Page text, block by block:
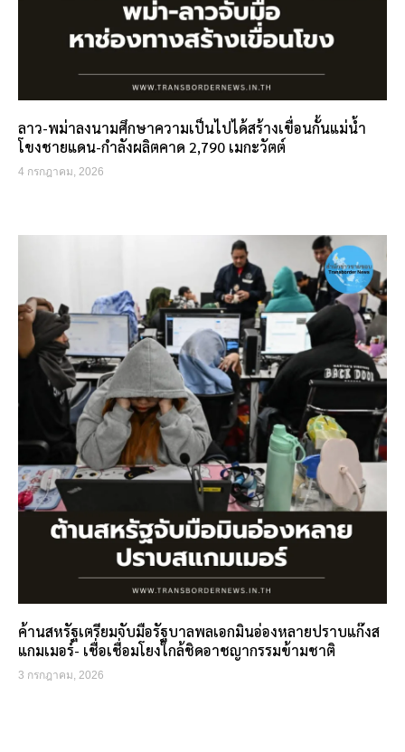
ลาว-พม่าลงนามศึกษาความเป็นไปได้สร้างเขื่อนกั้นแม่น้ำ
โขงชายแดน-กำลังผลิตคาด 2,790 เมกะวัตต์
4 กรกฎาคม, 2026
ค้านสหรัฐเตรียมจับมือรัฐบาลพลเอกมินอ่องหลายปราบแก๊งส
แกมเมอร์- เชื่อเชื่อมโยงใกล้ชิดอาชญากรรมข้ามชาติ
3 กรกฎาคม, 2026